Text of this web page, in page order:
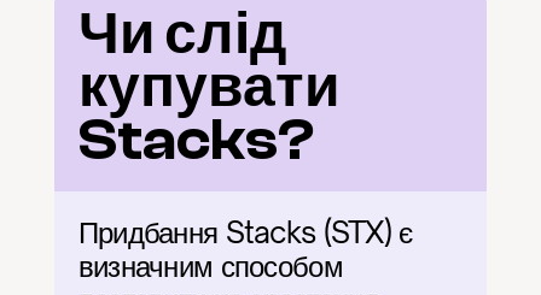
Чи слід
купувати
Stacks?
Придбання Stacks (STX) є
визначним способом